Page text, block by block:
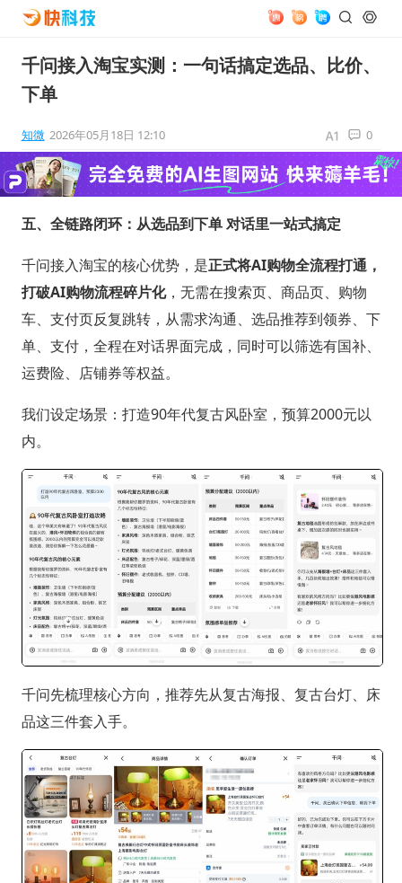
千问接入淘宝实测：一句话搞定选品、比价、
下单
知微 2026年05月18日 12:10 0
五、全链路闭环：从选品到下单 对话里一站式搞定
千问接入淘宝的核心优势，是正式将AI购物全流程打通，
打破AI购物流程碎片化，无需在搜索页、商品页、购物
车、支付页反复跳转，从需求沟通、选品推荐到领券、下
单、支付，全程在对话界面完成，同时可以筛选有国补、
运费险、店铺券等权益。
我们设定场景：打造90年代复古风卧室，预算2000元以
内。
千问先梳理核心方向，推荐先从复古海报、复古台灯、床
品这三件套入手。